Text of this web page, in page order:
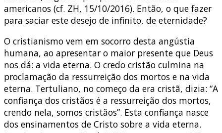
americanos (cf. ZH, 15/10/2016). Então, o que fazer
para saciar este desejo de infinito, de eternidade?
O cristianismo vem em socorro desta angústia
humana, ao apresentar o maior presente que Deus
nos dá: a vida eterna. O credo cristão culmina na
proclamação da ressurreição dos mortos e na vida
eterna. Tertuliano, no começo da era cristã, dizia: “A
confiança dos cristãos é a ressurreição dos mortos,
crendo nela, somos cristãos”. Esta confiança nasce
dos ensinamentos de Cristo sobre a vida eterna.